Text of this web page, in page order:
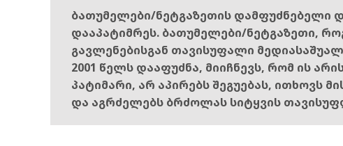
ბათუმელები/ნეტგაზეთის
დააპატიმრეს. ბათუმელები/ნეტგაზეთი,
გავლენებისგან თავისუფალი
2001 წელს დააფუძნა, მიიჩნევს, რომ ის
პატიმარი, არ აპირებს შეგუებას, ითხოვს
და აგრძელებს ბრძოლას სიტყვის